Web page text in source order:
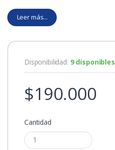
Leer más...
Disponibilidad: 9 disponibles
$190.000
Cantidad